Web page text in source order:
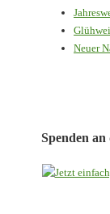
Neuer
Spenden an